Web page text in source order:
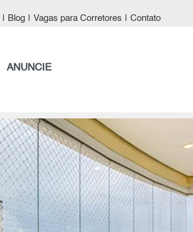
Blog Vagas para Corretores Contato
ANUNCIE